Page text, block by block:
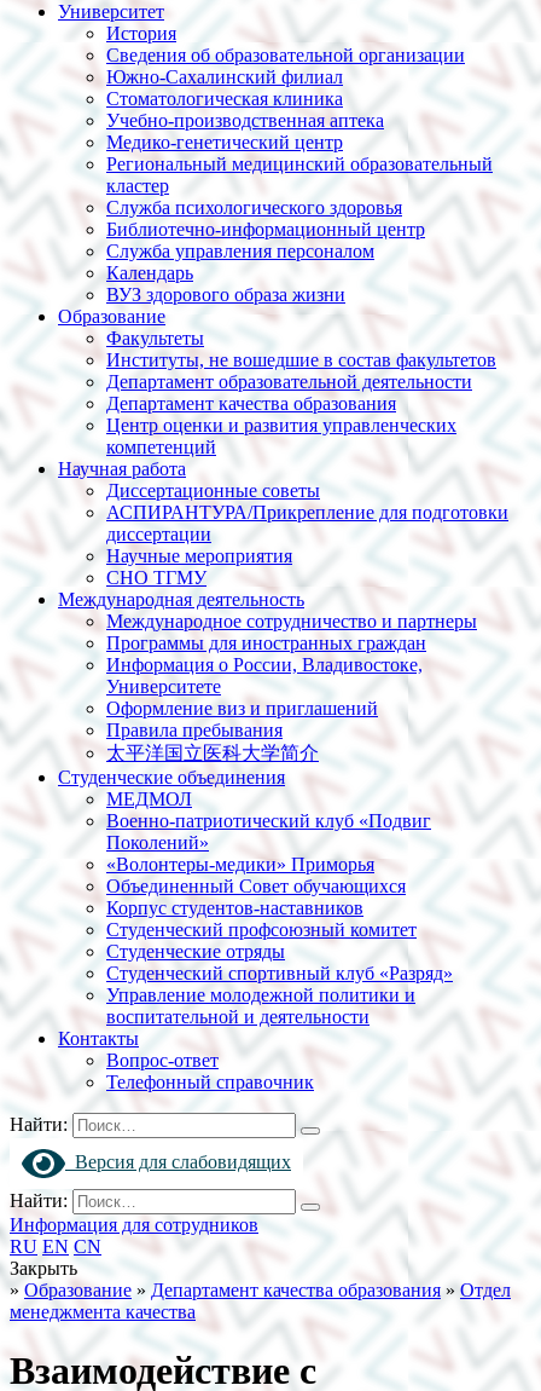
Университет
История
Сведения об образовательной организации
Южно-Сахалинский филиал
Стоматологическая клиника
Учебно-производственная аптека
Медико-генетический центр
Региональный медицинский образовательный
кластер
Служба психологического здоровья
Библиотечно-информационный центр
Служба управления персоналом
Календарь
ВУЗ здорового образа жизни
Образование
Факультеты
Институты, не вошедшие в состав факультетов
Департамент образовательной деятельности
Департамент качества образования
Центр оценки и развития управленческих
компетенций
Научная работа
Диссертационные советы
АСПИРАНТУРА/Прикрепление для подготовки
диссертации
Научные мероприятия
СНО ТГМУ
Международная деятельность
Международное сотрудничество и партнеры
Программы для иностранных граждан
Информация о России, Владивостоке,
Университете
Оформление виз и приглашений
Правила пребывания
太平洋国立医科大学简介
Студенческие объединения
МЕДМОЛ
Военно-патриотический клуб «Подвиг
Поколений»
«Волонтеры-медики» Приморья
Объединенный Совет обучающихся
Корпус студентов-наставников
Студенческий профсоюзный комитет
Студенческие отряды
Студенческий спортивный клуб «Разряд»
Управление молодежной политики и
воспитательной и деятельности
Контакты
Вопрос-ответ
Телефонный справочник
Найти:
Версия для слабовидящих
Найти:
Информация для сотрудников
RU EN CN
Закрыть
» Образование » Департамент качества образования » Отдел
менеджмента качества
Взаимодействие с